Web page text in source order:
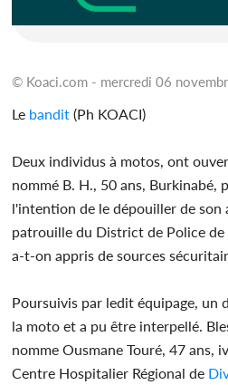
© Koaci.com - mercredi 06
Le bandit (Ph KOACI)
Deux individus à motos, ont
nommé B. H., 50 ans, Burkinabé,
l'intention de le dépouiller de son
patrouille du District de Police de
a-t-on appris de sources
Poursuivis par ledit équipage, un
la moto et a pu être interpellé.
nomme Ousmane Touré, 47 ans,
Centre Hospitalier Régional de